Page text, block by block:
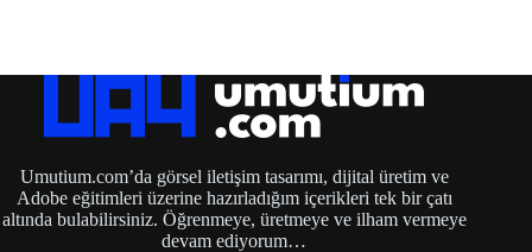
Umutium.com’da görsel iletişim tasarımı, dijital üretim ve
Adobe eğitimleri üzerine hazırladığım içerikleri tek bir çatı
altında bulabilirsiniz. Öğrenmeye, üretmeye ve ilham vermeye
devam ediyorum…